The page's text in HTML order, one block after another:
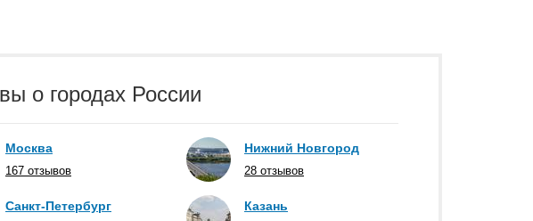
о городах России
Москва
167 отзывов
Санкт-Петербург
Нижний Новгород
28 отзывов
Казань